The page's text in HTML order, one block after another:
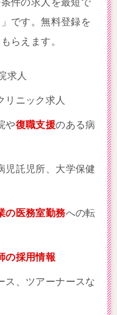
件の求人を最短で
です。無料登録を
らえます。
求人
リニック求人
や復職支援のある病
児託児所、大学保健
の医務室勤務への転
の採用情報
ス、ツアーナースな